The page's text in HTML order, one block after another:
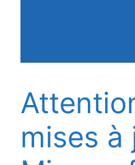
mises à